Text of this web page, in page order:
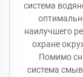
система
наилучшего
охране
Помимо
система